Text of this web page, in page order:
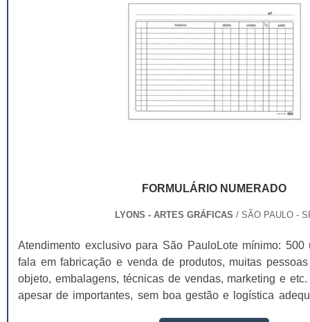
FORMULÁRIO NUMERADO
LYONS - ARTES GRÁFICAS / SÃO PAULO -
Atendimento exclusivo para São PauloLote mínimo: 500
fala em fabricação e venda de produtos, muitas
objeto, embalagens, técnicas de vendas, marketing e
apesar de importantes, sem boa gestão e logística